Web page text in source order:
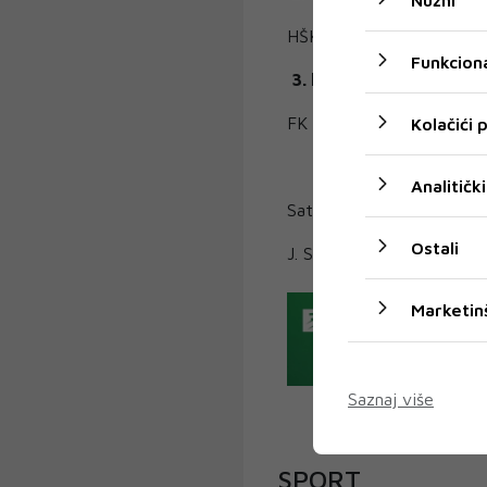
HŠK Zrinjski-FK Sloga
3. kolo 15.10.2025.
FK Borac-HŠK Zrinjski
Satnice utakmica bit će
J. S.
SPORT
Kolačići
Analitički
Ostali
Saznaj više